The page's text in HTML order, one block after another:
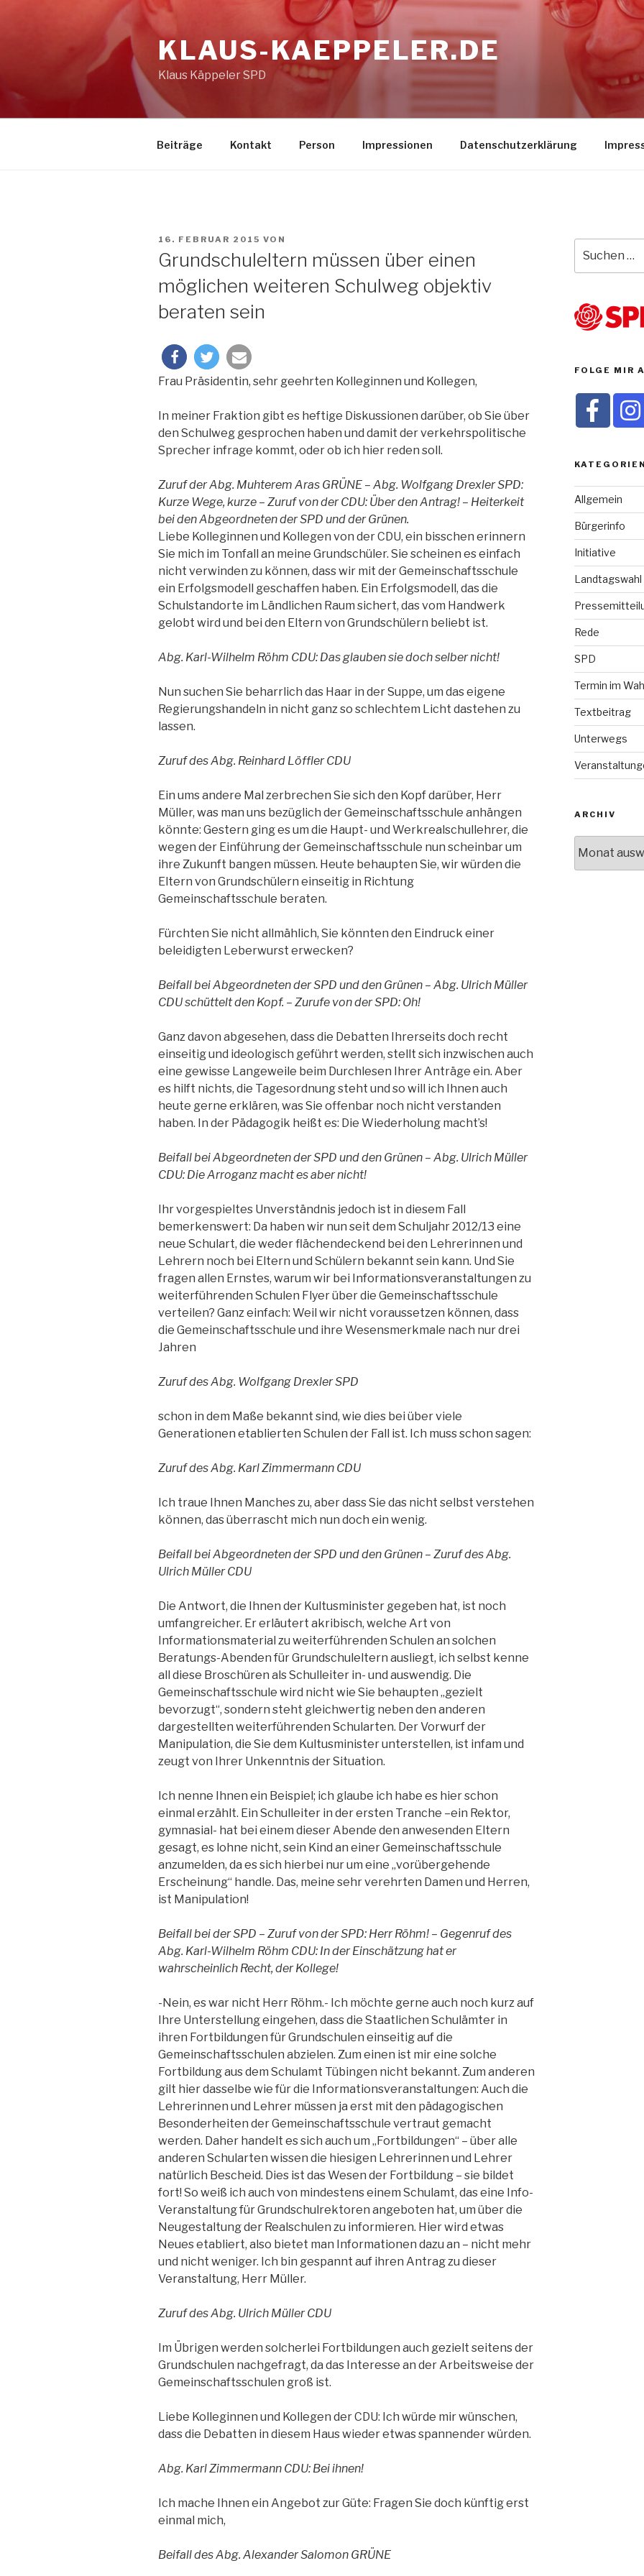
KLAUS-KAEPPELER.DE
Klaus Käppeler SPD
Beiträge Kontakt Person Impressionen Datenschutzerklärung
VERÖFFENTLICHT
16. FEBRUAR 2015 VON
Grundschuleltern müssen über einen
möglichen weiteren Schulweg objektiv
beraten sein
Frau Präsidentin, sehr geehrten Kolleginnen und Kollegen,
In meiner Fraktion gibt es heftige Diskussionen darüber, ob Sie über
den Schulweg gesprochen haben und damit der verkehrspolitische
Sprecher infrage kommt, oder ob ich hier reden soll.
Zuruf der Abg. Muhterem Aras GRÜNE – Abg. Wolfgang Drexler SPD:
Kurze Wege, kurze – Zuruf von der CDU: Über den Antrag! – Heiterkeit
bei den Abgeordneten der SPD und der Grünen.
Liebe Kolleginnen und Kollegen von der CDU, ein bisschen erinnern
Sie mich im Tonfall an meine Grundschüler. Sie scheinen es einfach
nicht verwinden zu können, dass wir mit der Gemeinschaftsschule
ein Erfolgsmodell geschaffen haben. Ein Erfolgsmodell, das die
Schulstandorte im Ländlichen Raum sichert, das vom Handwerk
gelobt wird und bei den Eltern von Grundschülern beliebt ist.
Abg. Karl-Wilhelm Röhm CDU: Das glauben sie doch selber nicht!
Nun suchen Sie beharrlich das Haar in der Suppe, um das eigene
Regierungshandeln in nicht ganz so schlechtem Licht dastehen zu
lassen.
Zuruf des Abg. Reinhard Löffler CDU
Ein ums andere Mal zerbrechen Sie sich den Kopf darüber, Herr
Müller, was man uns bezüglich der Gemeinschaftsschule anhängen
könnte: Gestern ging es um die Haupt- und Werkrealschullehrer, die
wegen der Einführung der Gemeinschaftsschule nun scheinbar um
ihre Zukunft bangen müssen. Heute behaupten Sie, wir würden die
Eltern von Grundschülern einseitig in Richtung
Gemeinschaftsschule beraten.
Fürchten Sie nicht allmählich, Sie könnten den Eindruck einer
beleidigten Leberwurst erwecken?
Beifall bei Abgeordneten der SPD und den Grünen – Abg. Ulrich Müller
CDU schüttelt den Kopf. – Zurufe von der SPD: Oh!
Ganz davon abgesehen, dass die Debatten Ihrerseits doch recht
einseitig und ideologisch geführt werden, stellt sich inzwischen auch
eine gewisse Langeweile beim Durchlesen Ihrer Anträge ein. Aber
es hilft nichts, die Tagesordnung steht und so will ich Ihnen auch
heute gerne erklären, was Sie offenbar noch nicht verstanden
haben. In der Pädagogik heißt es: Die Wiederholung macht’s!
Beifall bei Abgeordneten der SPD und den Grünen – Abg. Ulrich Müller
CDU: Die Arroganz macht es aber nicht!
Ihr vorgespieltes Unverständnis jedoch ist in diesem Fall
bemerkenswert: Da haben wir nun seit dem Schuljahr 2012/13 eine
neue Schulart, die weder flächendeckend bei den Lehrerinnen und
Lehrern noch bei Eltern und Schülern bekannt sein kann. Und Sie
fragen allen Ernstes, warum wir bei Informationsveranstaltungen zu
weiterführenden Schulen Flyer über die Gemeinschaftsschule
verteilen? Ganz einfach: Weil wir nicht voraussetzen können, dass
die Gemeinschaftsschule und ihre Wesensmerkmale nach nur drei
Jahren
Zuruf des Abg. Wolfgang Drexler SPD
schon in dem Maße bekannt sind, wie dies bei über viele
Generationen etablierten Schulen der Fall ist. Ich muss schon sagen:
Zuruf des Abg. Karl Zimmermann CDU
Ich traue Ihnen Manches zu, aber dass Sie das nicht selbst verstehen
können, das überrascht mich nun doch ein wenig.
Beifall bei Abgeordneten der SPD und den Grünen – Zuruf des Abg.
Ulrich Müller CDU
Die Antwort, die Ihnen der Kultusminister gegeben hat, ist noch
umfangreicher. Er erläutert akribisch, welche Art von
Informationsmaterial zu weiterführenden Schulen an solchen
Beratungs-Abenden für Grundschuleltern ausliegt, ich selbst kenne
all diese Broschüren als Schulleiter in- und auswendig. Die
Gemeinschaftsschule wird nicht wie Sie behaupten „gezielt
bevorzugt“, sondern steht gleichwertig neben den anderen
dargestellten weiterführenden Schularten. Der Vorwurf der
Manipulation, die Sie dem Kultusminister unterstellen, ist infam und
zeugt von Ihrer Unkenntnis der Situation.
Ich nenne Ihnen ein Beispiel; ich glaube ich habe es hier schon
einmal erzählt. Ein Schulleiter in der ersten Tranche –ein Rektor,
gymnasial- hat bei einem dieser Abende den anwesenden Eltern
gesagt, es lohne nicht, sein Kind an einer Gemeinschaftsschule
anzumelden, da es sich hierbei nur um eine „vorübergehende
Erscheinung“ handle. Das, meine sehr verehrten Damen und Herren,
ist Manipulation!
Beifall bei der SPD – Zuruf von der SPD: Herr Röhm! – Gegenruf des
Abg. Karl-Wilhelm Röhm CDU: In der Einschätzung hat er
wahrscheinlich Recht, der Kollege!
-Nein, es war nicht Herr Röhm.- Ich möchte gerne auch noch kurz auf
Ihre Unterstellung eingehen, dass die Staatlichen Schulämter in
ihren Fortbildungen für Grundschulen einseitig auf die
Gemeinschaftsschulen abzielen. Zum einen ist mir eine solche
Fortbildung aus dem Schulamt Tübingen nicht bekannt. Zum anderen
gilt hier dasselbe wie für die Informationsveranstaltungen: Auch die
Lehrerinnen und Lehrer müssen ja erst mit den pädagogischen
Besonderheiten der Gemeinschaftsschule vertraut gemacht
werden. Daher handelt es sich auch um „Fortbildungen“ – über alle
anderen Schularten wissen die hiesigen Lehrerinnen und Lehrer
natürlich Bescheid. Dies ist das Wesen der Fortbildung – sie bildet
fort! So weiß ich auch von mindestens einem Schulamt, das eine Info-
Veranstaltung für Grundschulrektoren angeboten hat, um über die
Neugestaltung der Realschulen zu informieren. Hier wird etwas
Neues etabliert, also bietet man Informationen dazu an – nicht mehr
und nicht weniger. Ich bin gespannt auf ihren Antrag zu dieser
Veranstaltung, Herr Müller.
Zuruf des Abg. Ulrich Müller CDU
Im Übrigen werden solcherlei Fortbildungen auch gezielt seitens der
Grundschulen nachgefragt, da das Interesse an der Arbeitsweise der
Gemeinschaftsschulen groß ist.
Liebe Kolleginnen und Kollegen der CDU: Ich würde mir wünschen,
dass die Debatten in diesem Haus wieder etwas spannender würden.
Abg. Karl Zimmermann CDU: Bei ihnen!
Ich mache Ihnen ein Angebot zur Güte: Fragen Sie doch künftig erst
einmal mich,
Beifall des Abg. Alexander Salomon GRÜNE
nach:
FOLGE MIR
KATEGORIEN
Allgemein
Bürgerinfo
Initiative
Landtagswahl
Rede
SPD
Termin im
Textbeitrag
Unterwegs
ARCHIV